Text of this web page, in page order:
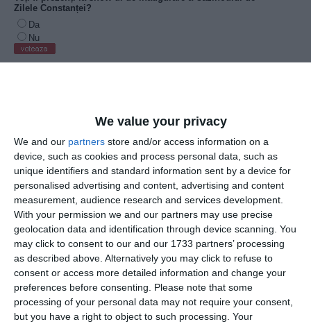
We value your privacy
We and our partners store and/or access information on a
device, such as cookies and process personal data, such as
unique identifiers and standard information sent by a device for
personalised advertising and content, advertising and content
measurement, audience research and services development.
With your permission we and our partners may use precise
geolocation data and identification through device scanning. You
may click to consent to our and our 1733 partners’ processing
as described above. Alternatively you may click to refuse to
consent or access more detailed information and change your
preferences before consenting.
Please note that some
processing of your personal data may not require your consent,
but you have a right to object to such processing. Your
Totodată, așteptăm răspunsurile și comentariile
dumneavoastră inclusiv pe pagina noastră de Facebook
ZIUA de Constanța, cu respectarea unui limbaj decent și a
temei propuse.